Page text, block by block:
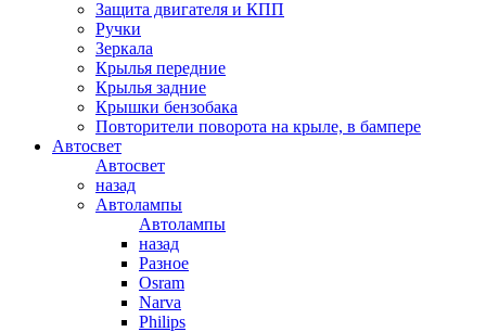
Защита двигателя и КПП
Ручки
Зеркала
Крылья передние
Крылья задние
Крышки бензобака
Повторители поворота на крыле, в бампере
Автосвет
Автосвет
назад
Автолампы
Автолампы
назад
Разное
Osram
Narva
Philips